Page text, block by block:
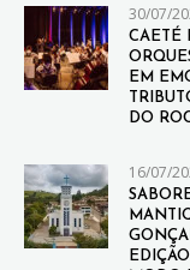
30/07/
CAETÉ
EM
DO
16/07/